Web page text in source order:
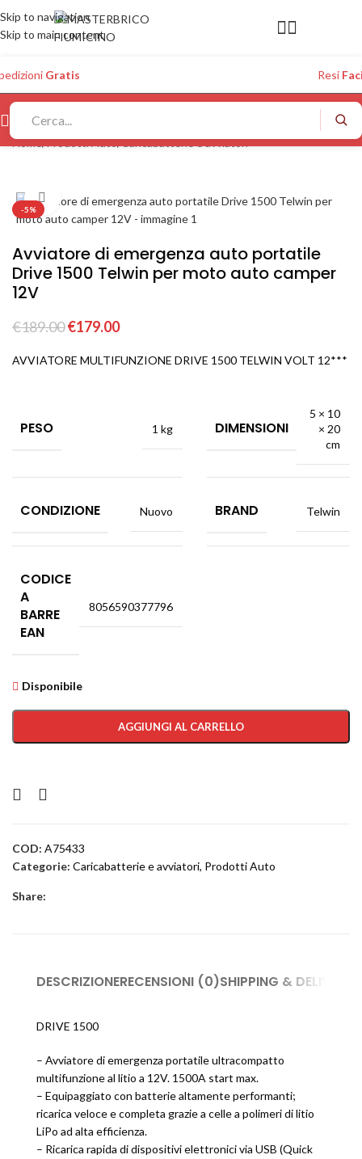
Skip to navigation
Skip to main content
Gratis Resi
Home/Prodotti Auto/Caricabatterie e avviatori
-5%
Click to enlarge
Avviatore di emergenza auto portatile
Drive 1500 Telwin per moto auto camper
12V
€189.00€179.00
AVVIATORE MULTIFUNZIONE DRIVE 1500 TELWIN VOLT 12***
PESO 1 kg DIMENSIONI
5 × 10
× 20
cm
CONDIZIONE Nuovo BRAND Telwin
CODICE
A
BARRE
EAN
8056590377796
Disponibile
AGGIUNGI AL CARRELLO
COD: A75433
Categorie: Caricabatterie e avviatori, Prodotti Auto
Share:
DESCRIZIONERECENSIONI (0)SHIPPING & DELIVERY
DRIVE 1500
– Avviatore di emergenza portatile ultracompatto
multifunzione al litio a 12V. 1500A start max.
– Equipaggiato con batterie altamente performanti;
ricarica veloce e completa grazie a celle a polimeri di litio
LiPo ad alta efficienza.
– Ricarica rapida di dispositivi elettronici via USB (Quick